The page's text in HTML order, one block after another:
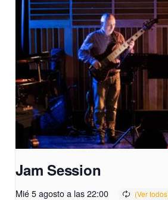
Jam Session
Mié 5 agosto a las 22:00